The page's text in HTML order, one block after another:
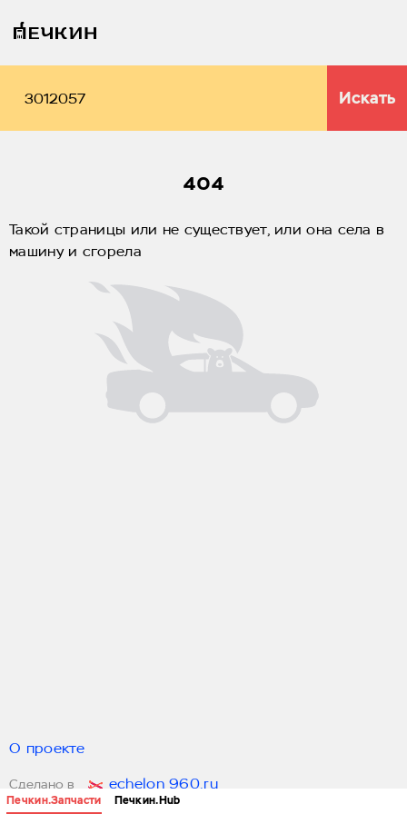
Печкин.Запчасти Печкин.Hub
Искать
404
Такой страницы или не существует, или она села в
машину и сгорела
О проекте
Сделано в echelon 960.ru